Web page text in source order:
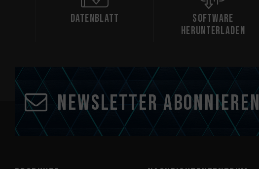
Datenblatt
Software
herunterladen
Newsletter abonnieren